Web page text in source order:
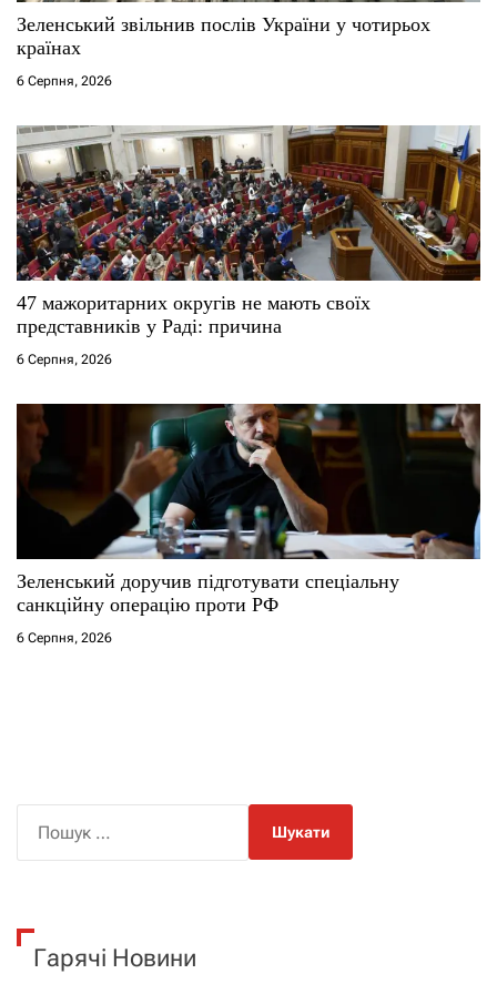
Зеленський звільнив послів України у чотирьох
країнах
6 Серпня, 2026
47 мажоритарних округів не мають своїх
представників у Раді: причина
6 Серпня, 2026
Зеленський доручив підготувати спеціальну
санкційну операцію проти РФ
6 Серпня, 2026
к
Гарячі Новини